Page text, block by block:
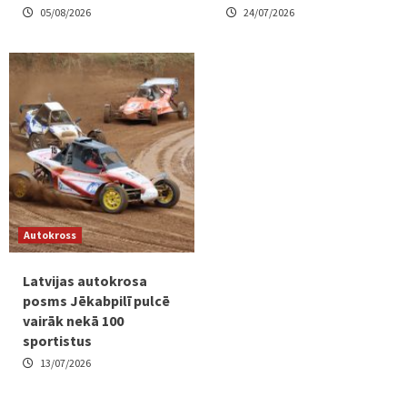
05/08/2026 24/07/2026
Autokross
Latvijas autokrosa
posms Jēkabpilī pulcē
vairāk nekā 100
sportistus
13/07/2026